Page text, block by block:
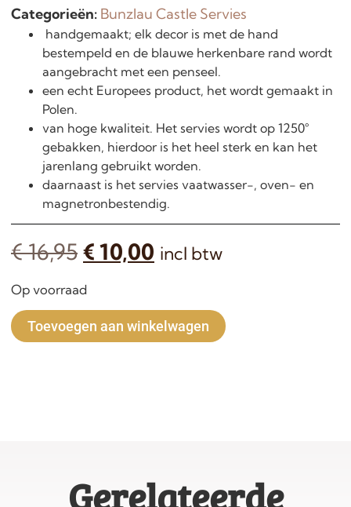
Categorieën: Bunzlau Castle Servies
handgemaakt; elk decor is met de hand
bestempeld en de blauwe herkenbare rand wordt
aangebracht met een penseel.
een echt Europees product, het wordt gemaakt in
Polen.
van hoge kwaliteit. Het servies wordt op 1250°
gebakken, hierdoor is het heel sterk en kan het
jarenlang gebruikt worden.
daarnaast is het servies vaatwasser-, oven- en
magnetronbestendig.
€16,95 € 10,00 incl btw
Op voorraad
Toevoegen aan winkelwagen
Gerelateerde